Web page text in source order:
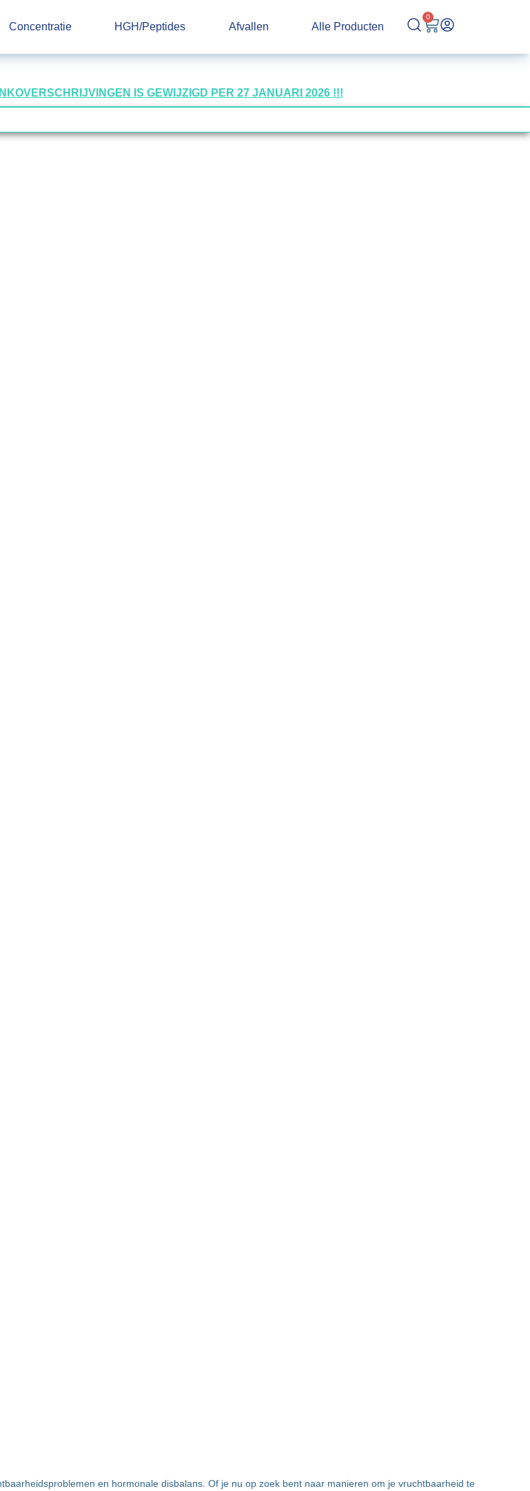
Concentratie HGH/Peptides Afvallen Alle Producten
0
IS GEWIJZIGD PER 27 JANUARI 2026 !!!
en hormonale disbalans. Of je nu op zoek bent naar manieren om je vruchtbaarheid te